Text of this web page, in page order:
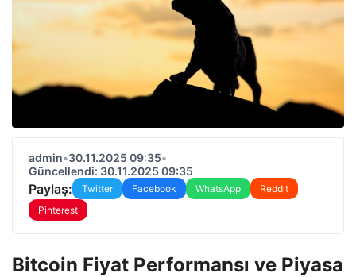
admin•30.11.2025 09:35•
Güncellendi: 30.11.2025 09:35
Paylaş: Twitter Facebook WhatsApp
Reddit
Pinterest
Bitcoin Fiyat Performansı ve Piyasa